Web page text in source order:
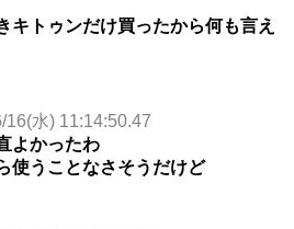
キトゥンだけ買ったから何も言え
16(水) 11:14:50.47
よかったわ
使うことなさそうだけど